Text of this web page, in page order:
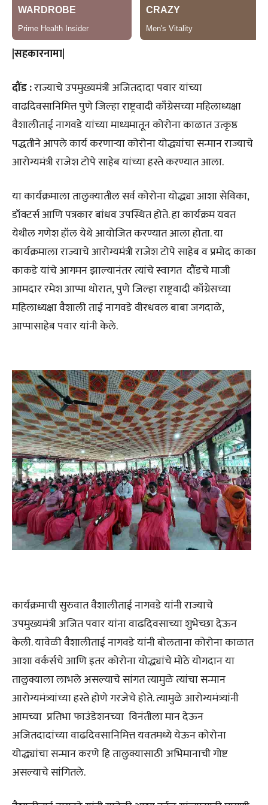
|सहकारनामा|
दौंड :राज्याचे उपमुख्यमंत्री अजितदादा पवार यांच्या
वाढदिवसानिमित्त पुणे जिल्हा राष्ट्रवादी काँग्रेसच्या महिलाध्यक्षा
वैशालीताई नागवडे यांच्या माध्यमातून कोरोना काळात उत्कृष्ठ
पद्धतीने आपले कार्य करणाऱ्या कोरोना योद्ध्यांचा सन्मान राज्याचे
आरोग्यमंत्री राजेश टोपे साहेब यांच्या हस्ते करण्यात आला.
या कार्यक्रमाला तालुक्यातील सर्व कोरोना योद्ध्या आशा सेविका,
डॉक्टर्स आणि पत्रकार बांधव उपस्थित होते. हा कार्यक्रम यवत
येथील गणेश हॉल येथे आयोजित करण्यात आला होता. या
कार्यक्रमाला राज्याचे आरोग्यमंत्री राजेश टोपे साहेब व प्रमोद काका
काकडे यांचे आगमन झाल्यानंतर त्यांचे स्वागत दौंडचे माजी
आमदार रमेश आप्पा थोरात, पुणे जिल्हा राष्ट्रवादी काँग्रेसच्या
महिलाध्यक्षा वैशाली ताई नागवडे वीरधवल बाबा जगदाळे,
आप्पासाहेब पवार यांनी केले.
कार्यक्रमाची सुरुवात वैशालीताई नागवडे यांनी राज्याचे
उपमुख्यमंत्री अजित पवार यांना वाढदिवसाच्या शुभेच्छा देऊन
केली. यावेळी वैशालीताई नागवडे यांनी बोलताना कोरोना काळात
आशा वर्कर्सचे आणि इतर कोरोना योद्ध्यांचे मोठे योगदान या
तालुक्याला लाभले असल्याचे सांगत त्यामुळे त्यांचा सन्मान
आरोग्यमंत्र्यांच्या हस्ते होणे गरजेचे होते. त्यामुळे आरोग्यमंत्र्यांनी
आमच्या प्रतिभा फाउंडेशनच्या विनंतीला मान देऊन
अजितदादांच्या वाढदिवसानिमित्त यवतमध्ये येऊन कोरोना
योद्ध्यांचा सन्मान करणे हि तालुक्यासाठी अभिमानाची गोष्ट
असल्याचे सांगितले.